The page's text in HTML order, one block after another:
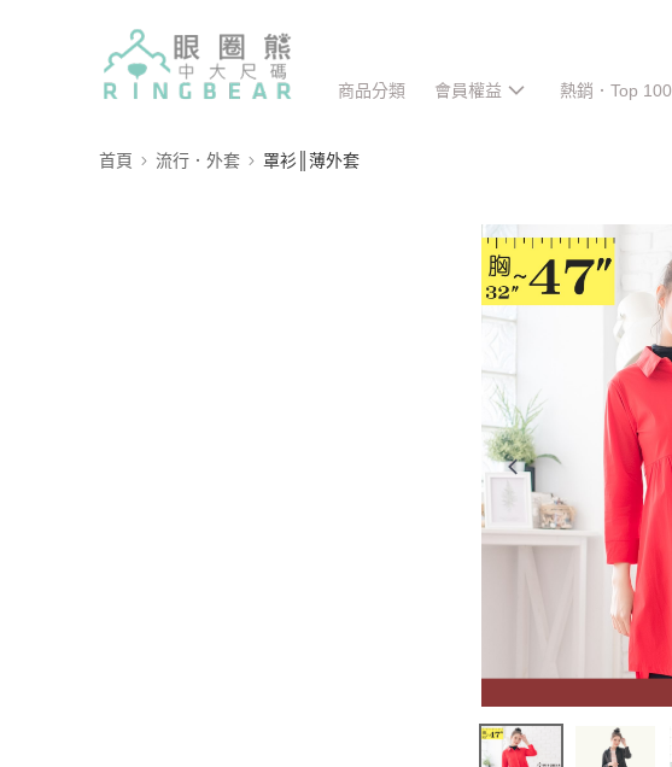
商品分類 會員權益 熱銷．Top 100
首頁 流行．外套 罩衫║薄外套